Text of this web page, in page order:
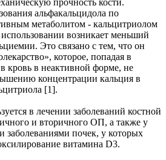
прочность кости.
альфакальцидола по
метаболитом - кальцитриолом
использовании возникает меньший
Это связано с тем, что он
которое, попадая в
кровь в неактивной форме, не
концентрации кальция в
[1].
в лечении заболеваний костной
и вторичного ОП, а также у
заболеваниями почек, у которых
витамина D3.